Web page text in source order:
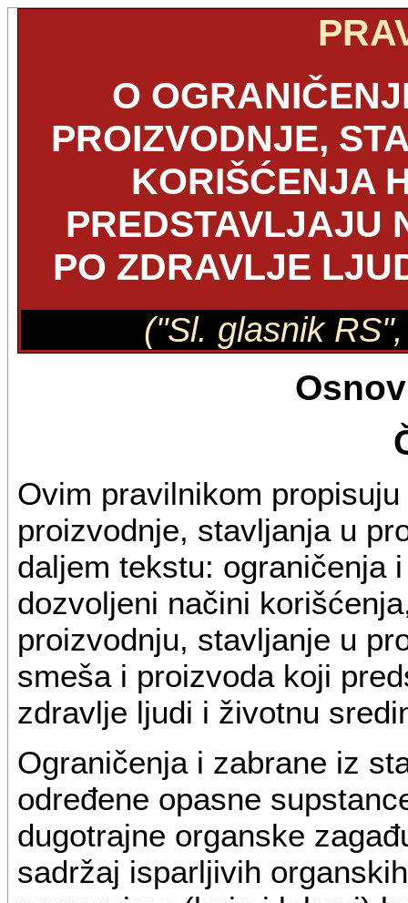
O
PROIZVODNJE,
KORIŠĆENJA
PREDSTAVLJAJU
PO ZDRAVLJE
("Sl. glasnik
Ovim pravilnikom
proizvodnje, stavljanja u
daljem tekstu: ograničenja
dozvoljeni načini
proizvodnju, stavljanje u
smeša i proizvoda koji
zdravlje ljudi i životnu
Ograničenja i zabrane iz
određene opasne
dugotrajne organske
sadržaj isparljivih